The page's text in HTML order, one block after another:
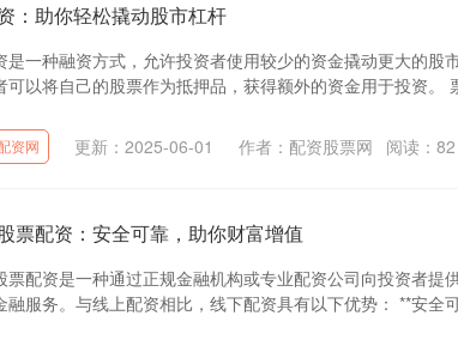
：助你轻松撬动股市杠杆
是一种融资方式，允许投资者使用较少的资金撬动更大的股
可以将自己的股票作为抵押品，获得额外的资金用于投资。
资网 更新：2025-06-01 作者：配资股票网 阅读： 82
票配资：安全可靠，助你财富增值
票配资是一种通过正规金融机构或专业配资公司向投资者提
融服务。与线上配资相比，线下配资具有以下优势： **安全